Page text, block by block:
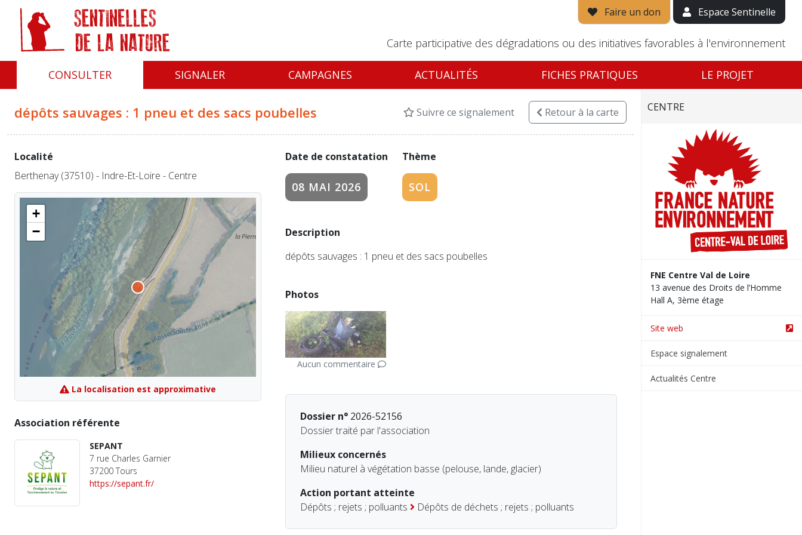
Faire un don Espace Sentinelle
Carte participative des dégradations ou des initiatives favorables à l'environnement
CONSULTER SIGNALER CAMPAGNES ACTUALITÉS FICHES PRATIQUES LE PROJET
dépôts sauvages : 1 pneu et des sacs poubelles Suivre ce signalement Retourà la carte
Date de constatation
08 MAI 2026
Thème
SOL
Description
dépôts sauvages : 1 pneu et des sacs poubelles
Photos
Aucun commentaire
Dossier n°2026-52156
Dossier traité par l'association
Milieux concernés
Milieu naturel à végétation basse (pelouse, lande, glacier)
Action portant atteinte
Dépôts ; rejets ; polluants
Dépôts de déchets ; rejets ; polluants
Localité
Berthenay (37510) - Indre-Et-Loire - Centre
+
−
La localisation est approximative
Association référente
SEPANT
7 rue Charles Garnier
37200 Tours
https://sepant.fr/
CENTRE
FNE Centre Val de Loire
13 avenue des Droits de l’Homme
Hall A, 3ème étage
Site web
Espace signalement
Actualités Centre
Panneau de gestion des cookies